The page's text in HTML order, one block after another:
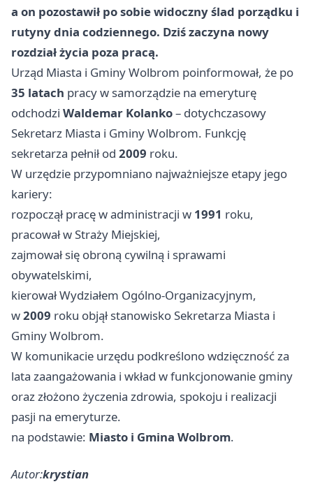
a on pozostawił po sobie widoczny ślad porządku i
rutyny dnia codziennego. Dziś zaczyna nowy
rozdział życia poza pracą.
Urząd Miasta i Gminy Wolbrom poinformował, że po
35 latach pracy w samorządzie na emeryturę
odchodzi Waldemar Kolanko– dotychczasowy
Sekretarz Miasta i Gminy Wolbrom. Funkcję
sekretarza pełnił od 2009 roku.
W urzędzie przypomniano najważniejsze etapy jego
kariery:
rozpoczął pracę w administracji w 1991 roku,
pracował w Straży Miejskiej,
zajmował się obroną cywilną i sprawami
obywatelskimi,
kierował Wydziałem Ogólno-Organizacyjnym,
w2009 roku objął stanowisko Sekretarza Miasta i
Gminy Wolbrom.
W komunikacie urzędu podkreślono wdzięczność za
lata zaangażowania i wkład w funkcjonowanie gminy
oraz złożono życzenia zdrowia, spokoju i realizacji
pasji na emeryturze.
na podstawie: Miasto i Gmina Wolbrom.
Autor:krystian